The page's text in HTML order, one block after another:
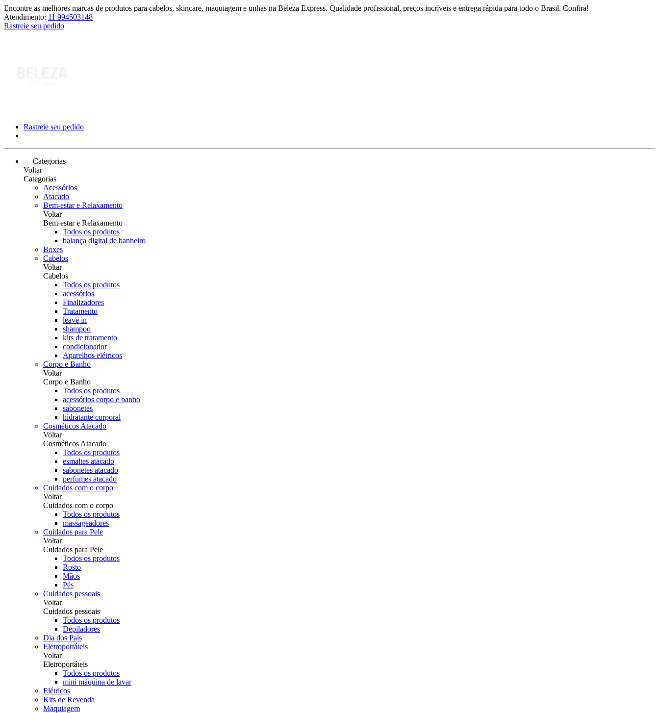
Encontre as melhores marcas de produtos para cabelos, skincare, maquiagem e unhas na Beleza Express. Qualidade profissional, preços incríveis e entrega rápida para todo o Brasil. Confira!
Atendimento: 11 994503148
Rastreie seu pedido
Rastreie seu pedido
Categorias
Voltar
Categorias
Acessórios
Atacado
Bem-estar e Relaxamento
Voltar
Bem-estar e Relaxamento
Todos os produtos
balança digital de banheiro
Boxes
Cabelos
Voltar
Cabelos
Todos os produtos
acessórios
Finalizadores
Tratamento
leave in
shampoo
kits de tratamento
condicionador
Aparelhos elétricos
Corpo e Banho
Voltar
Corpo e Banho
Todos os produtos
acessórios corpo e banho
sabonetes
hidratante corporal
Cosméticos Atacado
Voltar
Cosméticos Atacado
Todos os produtos
esmaltes atacado
sabonetes atacado
perfumes atacado
Cuidados com o corpo
Voltar
Cuidados com o corpo
Todos os produtos
massageadores
Cuidados para Pele
Voltar
Cuidados para Pele
Todos os produtos
Rosto
Mãos
Pés
Cuidados pessoais
Voltar
Cuidados pessoais
Todos os produtos
Depiladores
Dia dos Pais
Eletroportáteis
Voltar
Eletroportáteis
Todos os produtos
mini máquina de lavar
Elétricos
Kits de Revenda
Maquiagem